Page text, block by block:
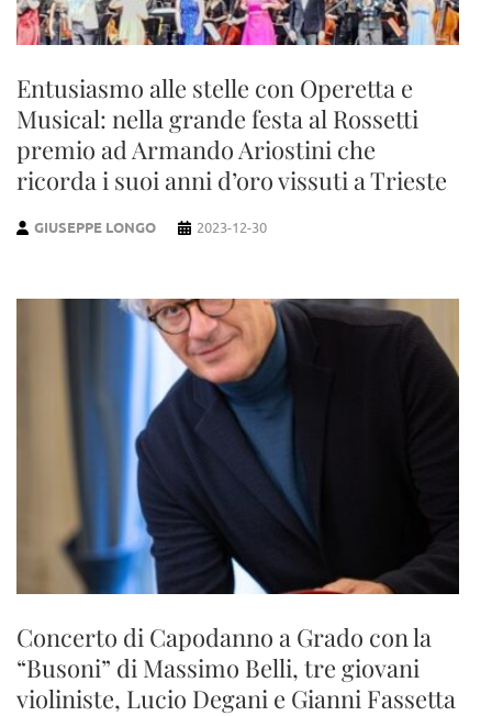
Entusiasmo alle stelle con Operetta e
Musical: nella grande festa al Rossetti
premio ad Armando Ariostini che
ricorda i suoi anni d’oro vissuti a Trieste
GIUSEPPE LONGO 2023-12-30
Concerto di Capodanno a Grado con la
“Busoni” di Massimo Belli, tre giovani
violiniste, Lucio Degani e Gianni Fassetta